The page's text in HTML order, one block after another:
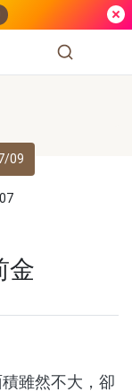
09
金
雖然不大，卻